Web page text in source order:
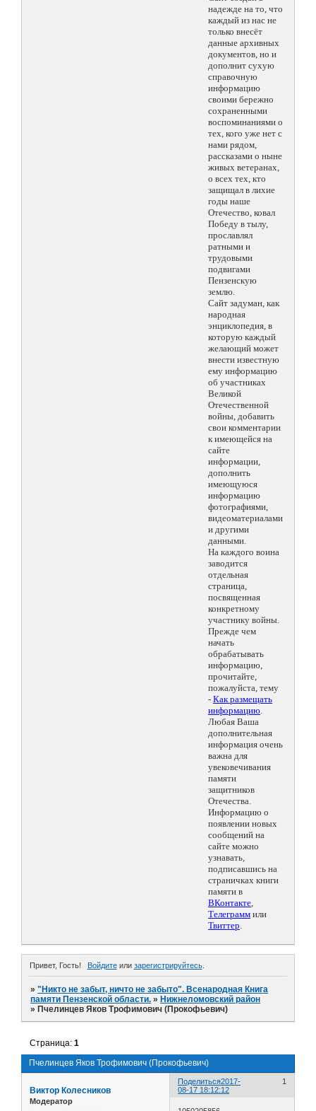
надежде на то, что
каждый из нас не
только внесёт
данные архивных
документов, но и
дополнит сухую
справочную
информацию
своими бережно
сохраненными
воспоминаниями о
тех, кого уже нет с
нами рядом,
рассказами о ныне
живых ветеранах,
о всех тех, кто
защищал в лихие
годы наше
Отечество, ковал
Победу в тылу,
прославлял
ратными и
трудовыми
подвигами
Пензенскую
землю.
Сайт задуман, как
народная
энциклопедия, в
которую каждый
желающий может
внести известную
ему информацию
об участниках
Великой
Отечественной
войны, добавить
свои комментарии
к имеющейся на
сайте
информации,
дополнить
имеющуюся
информацию
фотографиями,
видеоматериалами
и другими
данными.
На каждого воина
заводится
отдельная
страница,
посвященная
конкретному
участнику войны.
Прежде чем
начать
обрабатывать
информацию,
прочитайте,
пожалуйста, тему
- Как размещать
информацию.
Любая Ваша
дополнительная
информация очень
важна для
увековечивания
памяти
защитников
Отечества.
Информацию о
появлении новых
сообщений на
сайте можно
узнавать,
подписавшись на
страничках книги
памяти в
ВКонтакте,
Телеграмм или
Твиттер.
Привет, Гость! Войдитеили зарегистрируйтесь.
»"Никто не забыт, ничто не забыто". Всенародная Книга
памяти Пензенской области. » Нижнеломовский район
» Пчелинцев Яков Трофимович (Прокофьевич)
Пчелинцев Яков Трофимович (Прокофьевич)
Страница:1
Поделиться 1
2017-
08-17 18:12:12
Виктор Колесников
Модератор